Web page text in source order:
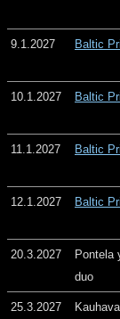
9.1.2027 Baltic
10.1.2027 Baltic
11.1.2027 Baltic
12.1.2027 Baltic
20.3.2027
Pontela
duo
25.3.2027